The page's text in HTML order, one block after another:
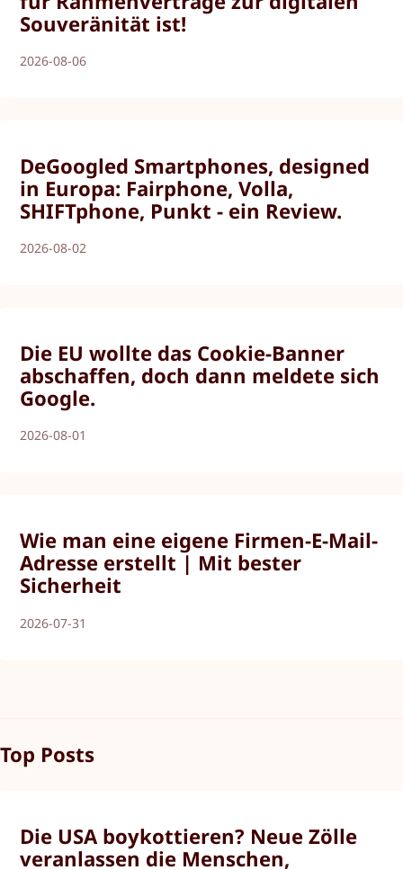
Souveränität ist!
2026-08-06
DeGoogled Smartphones, designed
in Europa: Fairphone, Volla,
SHIFTphone, Punkt - ein Review.
2026-08-02
Die EU wollte das Cookie-Banner
abschaffen, doch dann meldete sich
Google.
2026-08-01
Wie man eine eigene Firmen-E-Mail-
Adresse erstellt | Mit bester
Sicherheit
2026-07-31
Top Posts
Die USA boykottieren? Neue Zölle
veranlassen die Menschen,